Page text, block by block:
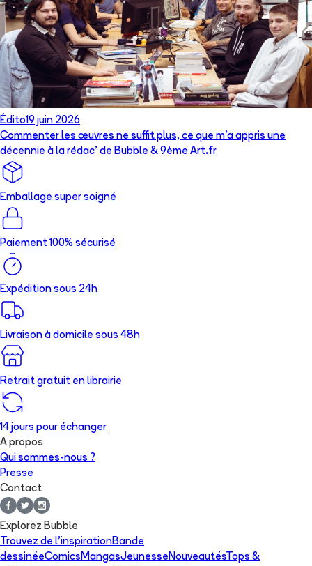
Édito19 juin 2026
Commenter les œuvres ne suffit plus, ce que m’a appris une
décennie à la rédac’ de Bubble & 9ème Art.fr
Emballage super soigné
Paiement 100% sécurisé
Expédition sous 24h
Livraison à domicile sous 48h
Retrait gratuit en librairie
14 jours pour échanger
A propos
Qui sommes-nous ?
Presse
Contact
Explorez Bubble
Trouvez de l'inspirationBande
dessinéeComics MangasJeunesse NouveautésTops &